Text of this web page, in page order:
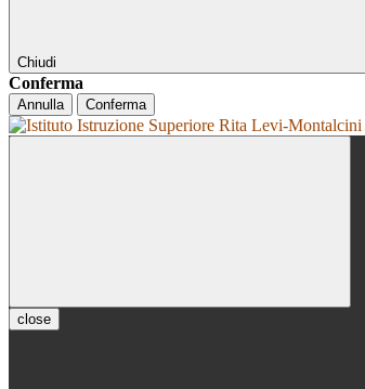
Chiudi
Conferma
Annulla Conferma
close